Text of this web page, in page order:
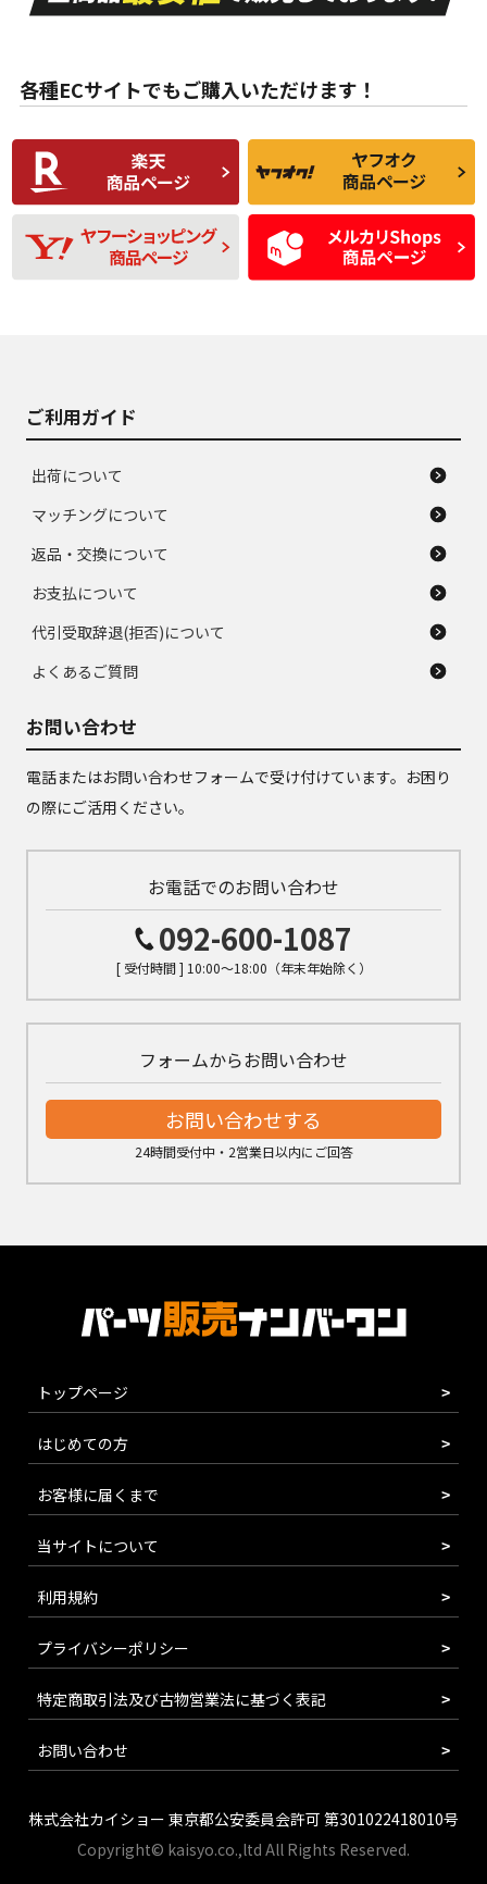
な中古品
んどない中古品
C
比較的きれいな中古
品
C
られるが、使用に問
題のない中古品
D
使用感や目立つ傷が
あり、一般的な中古
品
D
残り溝も少なく、偏
磨耗がみられ、短期
間使用できるくらい
の中古品
各種ECサイトでもご購入いただけます！
ご利用ガイド
出荷について
マッチングについて
返品・交換について
お支払について
代引受取辞退(拒否)について
よくあるご質問
お問い合わせ
電話またはお問い合わせフォームで受け付けています。お困り
の際にご活用ください。
お電話でのお問い合わせ
092-600-1087
[ 受付時間 ] 10:00～18:00（年末年始除く）
フォームからお問い合わせ
お問い合わせする
24時間受付中・2営業日以内にご回答
トップページ
はじめての方
お客様に届くまで
当サイトについて
利用規約
プライバシーポリシー
特定商取引法及び古物営業法に基づく表記
お問い合わせ
株式会社カイショー 東京都公安委員会許可 第301022418010号
Copyright© kaisyo.co.,ltd All Rights Reserved.